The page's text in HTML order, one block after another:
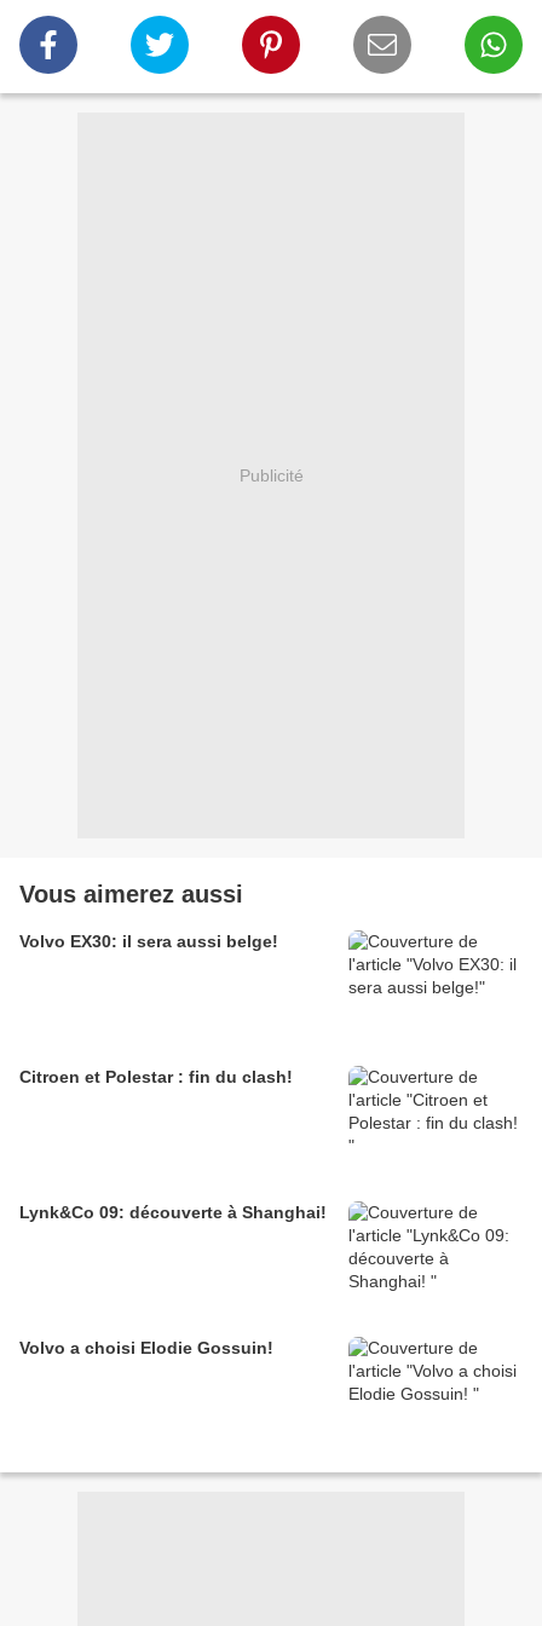
Publicité
Vous aimerez aussi
Volvo EX30: il sera aussi belge!
Citroen et Polestar : fin du clash!
Lynk&Co 09: découverte à Shanghai!
Volvo a choisi Elodie Gossuin!